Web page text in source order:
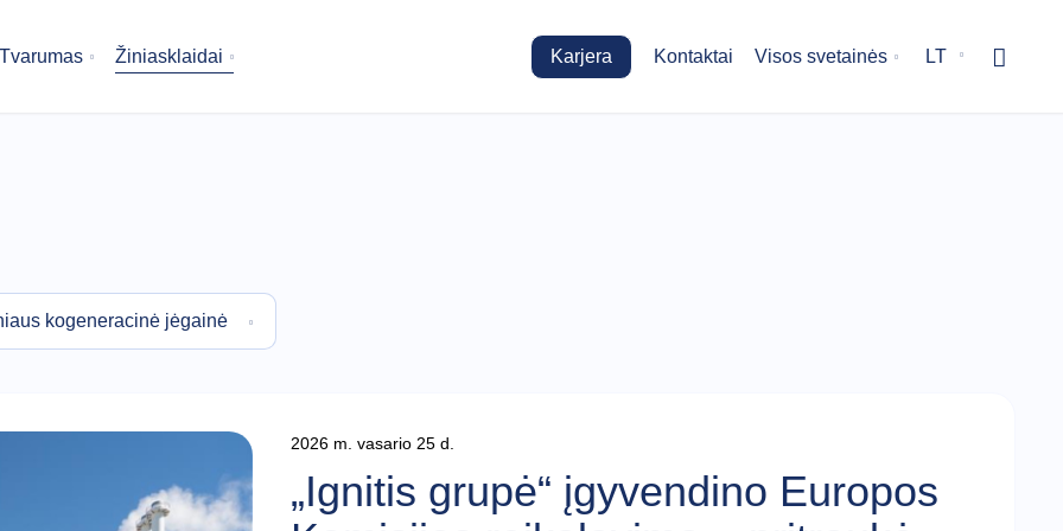
Tvarumas Žiniasklaidai Karjera Kontaktai Visos svetainės LT
kogeneracinė jėgainė
2026 m. vasario 25 d.
„Ignitis grupė“ įgyvendino Europos